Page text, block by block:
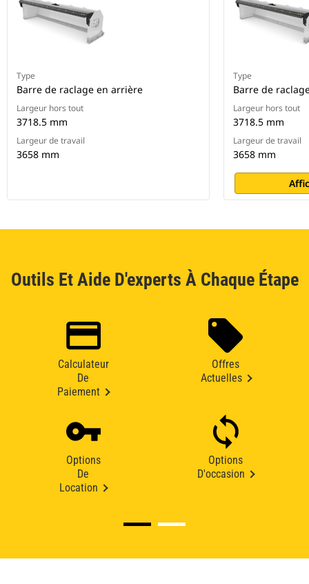
Type
Barre de raclage en arrière
Largeur hors tout
3718.5 mm
Largeur de travail
3658 mm
Type
Barre de
Largeur hors tout
3718.5 mm
Largeur de travail
3658 mm
Outils Et Aide D'experts À Chaque Étape
Calculateur
De
Paiement
Offres
Actuelles
Options
De
Location
Options
D'occasion